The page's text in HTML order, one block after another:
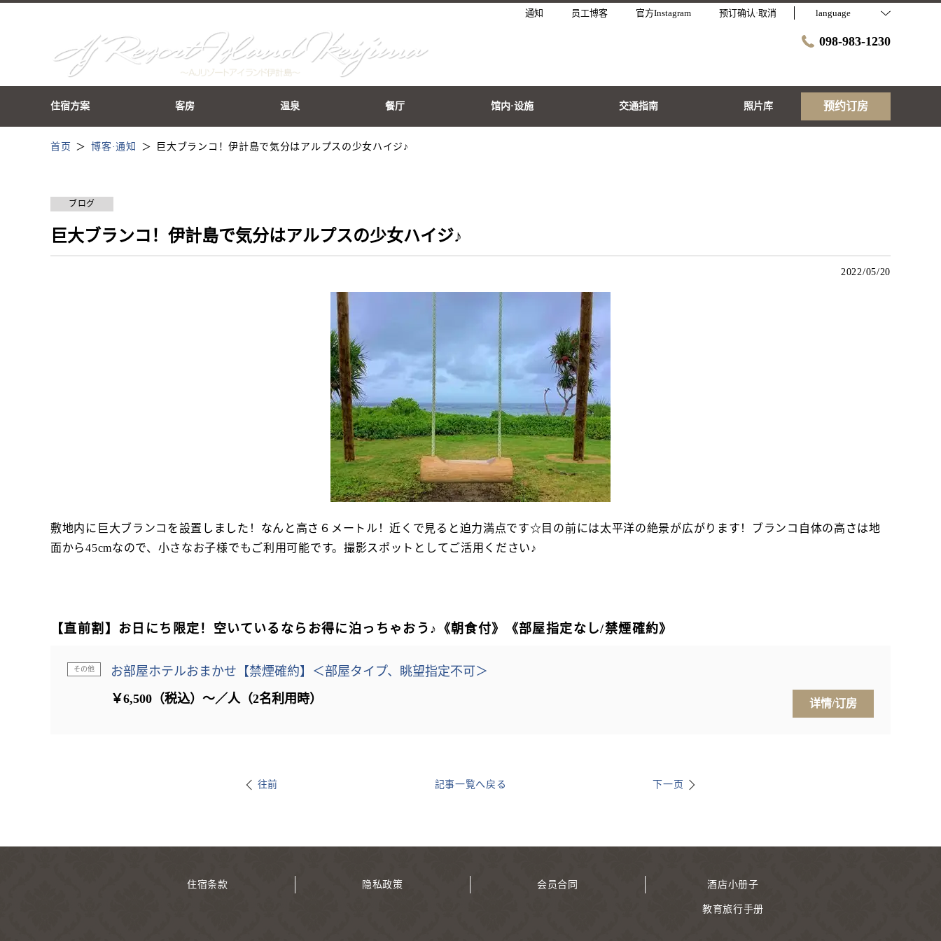
通知 员工博客 官方Instagram 预订确认·取消 language
098-983-1230
住宿方案 客房 温泉 餐厅 馆内·设施 交通指南 照片库 预约订房
首页 博客·通知 巨大ブランコ！伊計島で気分はアルプスの少女ハイジ♪
ブログ
巨大ブランコ！伊計島で気分はアルプスの少女ハイジ♪
2022/05/20
敷地内に巨大ブランコを設置しました！なんと高さ６メートル！近くで見ると迫力満点です☆目の前には太平洋の絶景が広がります！ブランコ自体の高さは地
面から45cmなので、小さなお子様でもご利用可能です。撮影スポットとしてご活用ください♪
【直前割】お日にち限定！空いているならお得に泊っちゃおう♪《朝食付》《部屋指定なし/禁煙確約》
その他
お部屋ホテルおまかせ【禁煙確約】＜部屋タイプ、眺望指定不可＞
￥6,500（税込）～／人（2名利用時）
详情/订房
往前 記事一覧へ戻る 下一页
住宿条款 隐私政策 会员合同 酒店小册子
教育旅行手册